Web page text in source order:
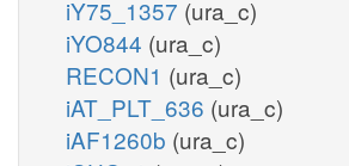
iY75_1357 (ura_c)
iYO844 (ura_c)
RECON1 (ura_c)
iAT_PLT_636 (ura_c)
iAF1260b (ura_c)